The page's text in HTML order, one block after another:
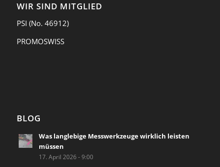
WIR SIND MITGLIED
PSI (No. 46912)
PROMOSWISS
BLOG
Was langlebige Messwerkzeuge wirklich leisten
müssen
17. April 2026 - 9:00